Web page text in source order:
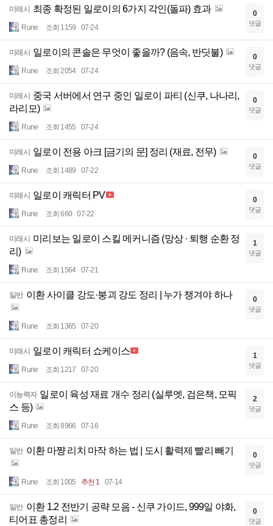
미래시 최종 확정된 일로이의 6가지 각인(돌파) 효과
Rune 조회 1159 07-24
0
댓글
미래시 일로이의 콘솔은 무엇이 좋을까? (음속, 반딧불)
Rune 조회 2054 07-24
0
댓글
미래시 중국 서버에서 연구 중인 일로이 파티 (신쿠, 나나리,
라리모)
Rune 조회 1455 07-24
0
댓글
미래시 일로이 전용 아크 [금기의 문] 정리 (재료, 전무)
Rune 조회 1489 07-22
0
댓글
미래시 일로이 캐릭터 PV
Rune 조회 660 07-22
0
댓글
미래시 미리보는 일로이 스킬 메커니즘 (망상 · 퇴행 순환 정
리)
Rune 조회 1564 07-21
1
댓글
일반 이환 사이클 강도·붕괴 강도 정리 | 누가 챙겨야 하나
Rune 조회 1365 07-20
0
댓글
미래시 일로이 캐릭터 쇼케이스
Rune 조회 1217 07-20
1
댓글
이능력자 일로이 육성 재료 개수 정리 (실루엣, 검은책, 모픽
스 등)
Rune 조회 8966 07-16
2
댓글
일반 이환 마쨩 리치 마작 하는 법 | 도시 활력제 빨리 빼기
Rune 조회 1005 추천 1 07-14
0
댓글
일반 이환 1.2 전반기 공략 모음 - 신쿠 가이드, 999일 야화,
티어표 총정리
0
댓글